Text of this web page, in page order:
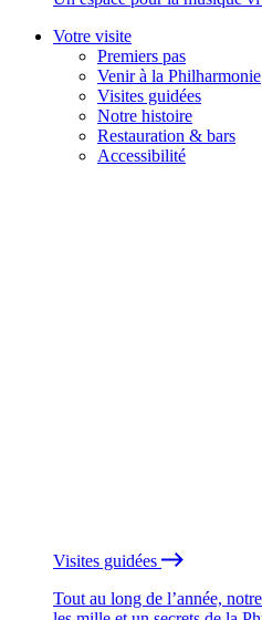
Votre visite
Premiers pas
Venir à la Philharmonie
Visites guidées
Notre histoire
Restauration & bars
Accessibilité
Visites guidées
Tout au long de l’année,